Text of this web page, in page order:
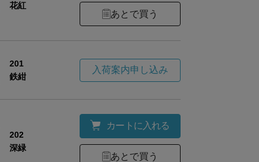
花紅
あとで買う
201
鉄紺
入荷案内申し込み
202
深緑
カートに入れる
あとで買う